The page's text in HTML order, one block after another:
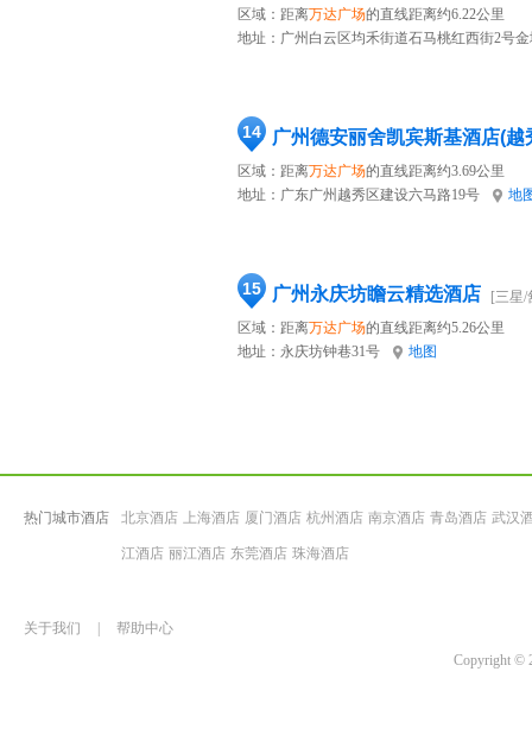
区域：距离万达广场的直线距离约6.22公里
地址： 广州白云区均禾街道石马桃红西街2号
14 广州德安丽舍凯宾斯基酒店(越
区域：距离万达广场的直线距离约3.69公里
地址： 广东广州越秀区建设六马路19号 地
15 广州永庆坊瞻云精选酒店
[三星/
区域：距离万达广场的直线距离约5.26公里
地址： 永庆坊钟巷31号 地图
热门城市酒店 北京酒店 上海酒店 厦门酒店 杭州酒店 南京酒店 青岛酒店 武汉
江酒店 丽江酒店 东莞酒店 珠海酒店
关于我们
帮助中心
Copyright ©